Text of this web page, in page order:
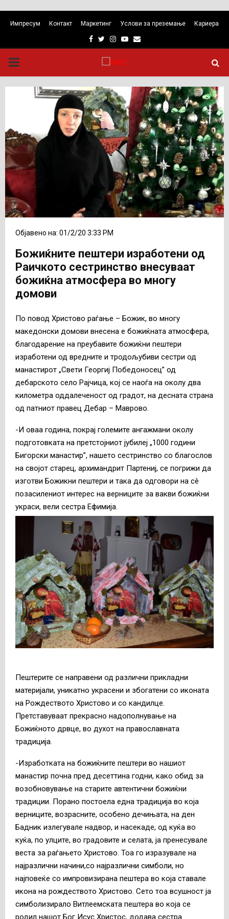
Импресум Контакт Маркетинг Услови за преземање Кариера
Facebook
TwitterInstagram
Youtube
Email
PRIMARY
MENU
Објавено на: 01/2/20 3:33 PM
Божиќните пештери изработени од
Раичкото сестринство внесуваат
божиќна атмосфера во многу
домови
По повод Христово раѓање – Божик, во многу
македонски домови внесена е божиќната атмосфера,
благодарение на преубавите божиќни пештери
изработени од вредните и тродољубиви сестри од
манастирот „Свети Георгиј Победоносец” од
дебарското село Рајчица, кој се наоѓа на околу два
километра оддалеченост од градот, на десната страна
од патниот правец Дебар – Маврово.
-И оваа година, покрај големите ангажмани околу
подготовката на претстојниот јубилеј „1000 години
Бигорски манастир”, нашето сестринство со благослов
на својот старец, архимандрит Партениј, се погрижи да
изготви Божикни пештери и така да одговори на сè
позасилениот интерес на верниците за вакви божиќни
украси, вели сестра Ефимија.
Пештерите се направени од различни прикладни
материјали, уникатно украсени и збогатени со иконата
на Рождеството Христово и со кандилце.
Претставуваат прекрасно надополнување на
Божиќното дрвце, во духот на православната
традиција.
-Изработката на божиќните пештери во нашиот
манастир почна пред десеттина годни, како обид за
возобновување на старите автентични божиќни
традиции. Порано постоела една традиција во која
верниците, возрасните, особено дечињата, на ден
Бадник излегувале надвор, и насекаде, од куќа во
куќа, по улците, во градовите и селата, ја пренесувале
веста за раѓањето Христово. Тоа го изразувале на
најразлични начини,со најразлични симболи, но
најповеќе со импровизирана пештера во која ставале
икона на рождеството Христово. Сето тоа всушност ја
симболизирало Витлеемската пештера во која се